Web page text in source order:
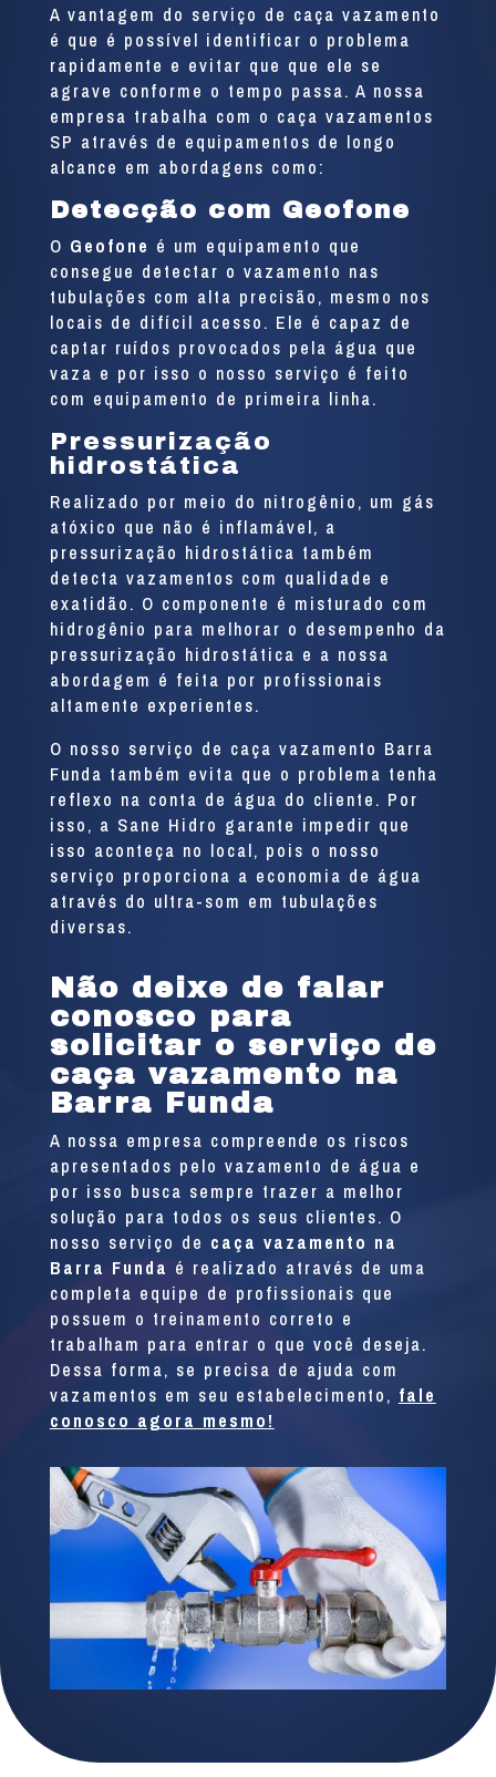
A vantagem do serviço de caça vazamento
é que é possível identificar o problema
rapidamente e evitar que que ele se
agrave conforme o tempo passa. A nossa
empresa trabalha com o caça vazamentos
SP através de equipamentos de longo
alcance em abordagens como:
Detecção com Geofone
O Geofone é um equipamento que
consegue detectar o vazamento nas
tubulações com alta precisão, mesmo nos
locais de difícil acesso. Ele é capaz de
captar ruídos provocados pela água que
vaza e por isso o nosso serviço é feito
com equipamento de primeira linha.
Pressurização
hidrostática
Realizado por meio do nitrogênio, um gás
atóxico que não é inflamável, a
pressurização hidrostática também
detecta vazamentos com qualidade e
exatidão. O componente é misturado com
hidrogênio para melhorar o desempenho da
pressurização hidrostática e a nossa
abordagem é feita por profissionais
altamente experientes.
O nosso serviço de caça vazamento Barra
Funda também evita que o problema tenha
reflexo na conta de água do cliente. Por
isso, a Sane Hidro garante impedir que
isso aconteça no local, pois o nosso
serviço proporciona a economia de água
através do ultra-som em tubulações
diversas.
Não deixe de falar
conosco para
solicitar o serviço de
caça vazamento na
Barra Funda
A nossa empresa compreende os riscos
apresentados pelo vazamento de água e
por isso busca sempre trazer a melhor
solução para todos os seus clientes. O
nosso serviço de caça vazamento na
Barra Funda é realizado através de uma
completa equipe de profissionais que
possuem o treinamento correto e
trabalham para entrar o que você deseja.
Dessa forma, se precisa de ajuda com
vazamentos em seu estabelecimento, fale
conosco agora mesmo!